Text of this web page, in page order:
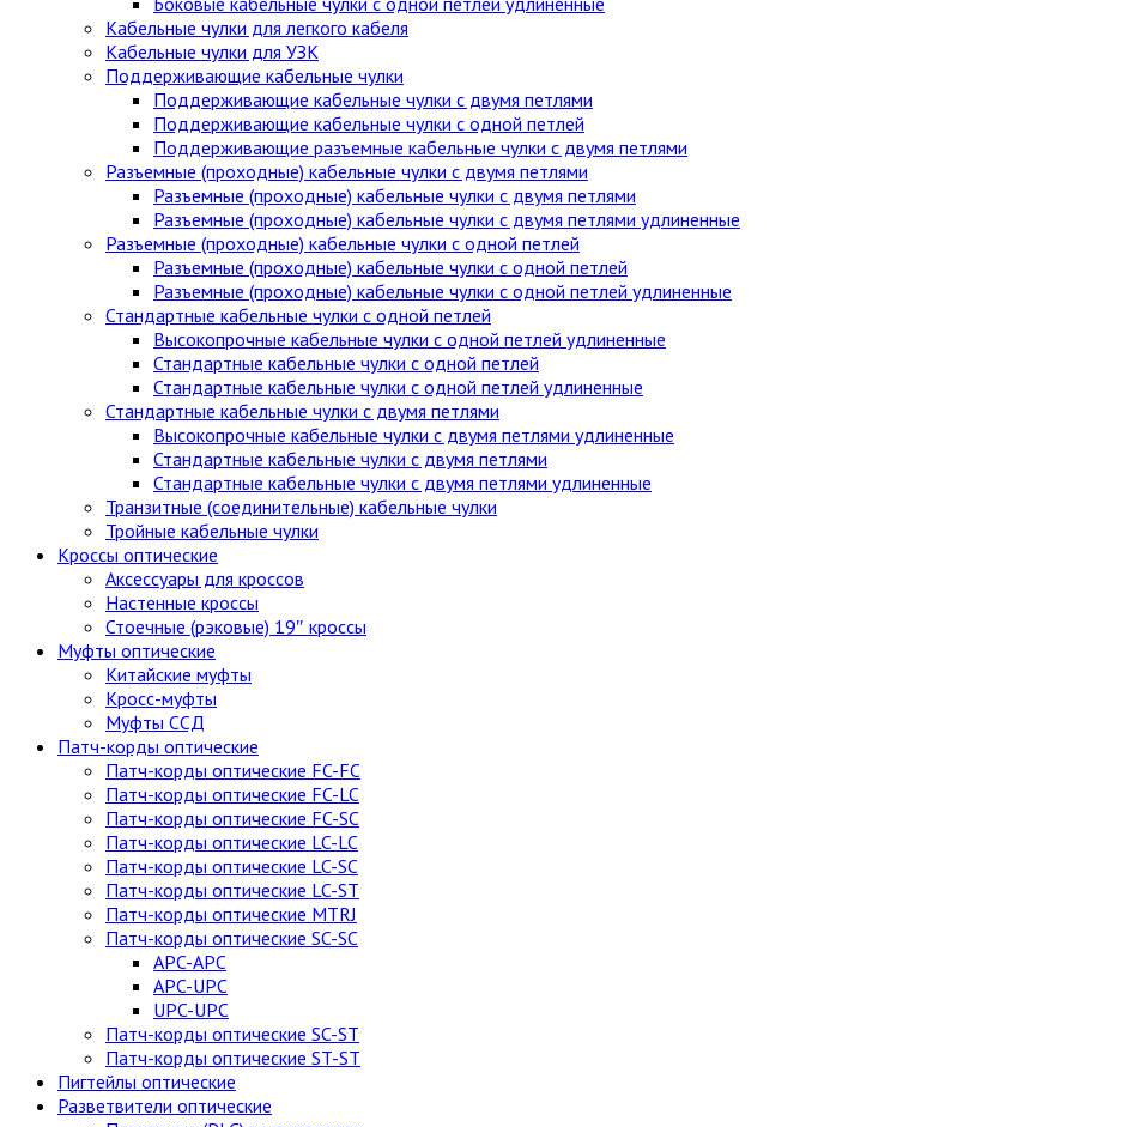
Кабельные чулки для легкого кабеля
Кабельные чулки для УЗК
Поддерживающие кабельные чулки
Поддерживающие кабельные чулки с двумя петлями
Поддерживающие кабельные чулки с одной петлей
Поддерживающие разъемные кабельные чулки с двумя петлями
Разъемные (проходные) кабельные чулки с двумя петлями
Разъемные (проходные) кабельные чулки с двумя петлями
Разъемные (проходные) кабельные чулки с двумя петлями удлиненные
Разъемные (проходные) кабельные чулки с одной петлей
Разъемные (проходные) кабельные чулки с одной петлей
Разъемные (проходные) кабельные чулки с одной петлей удлиненные
Стандартные кабельные чулки c одной петлей
Высокопрочные кабельные чулки с одной петлей удлиненные
Стандартные кабельные чулки с одной петлей
Стандартные кабельные чулки с одной петлей удлиненные
Стандартные кабельные чулки с двумя петлями
Высокопрочные кабельные чулки с двумя петлями удлиненные
Стандартные кабельные чулки с двумя петлями
Стандартные кабельные чулки с двумя петлями удлиненные
Транзитные (соединительные) кабельные чулки
Тройные кабельные чулки
Кроссы оптические
Аксессуары для кроссов
Настенные кроссы
Стоечные (рэковые) 19″ кроссы
Муфты оптические
Китайские муфты
Кросс-муфты
Муфты ССД
Патч-корды оптические
Патч-корды оптические FC-FC
Патч-корды оптические FC-LC
Патч-корды оптические FC-SC
Патч-корды оптические LC-LC
Патч-корды оптические LC-SC
Патч-корды оптические LC-ST
Патч-корды оптические MTRJ
Патч-корды оптические SC-SC
APC-APC
APC-UPC
UPC-UPC
Патч-корды оптические SC-ST
Патч-корды оптические ST-ST
Пигтейлы оптические
Разветвители оптические